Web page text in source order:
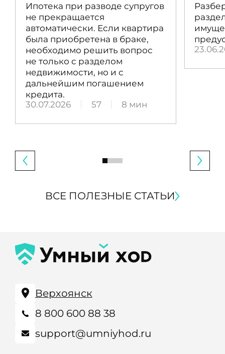
Ипотека при разводе супругов
не прекращается
автоматически. Если квартира
была приобретена в браке,
необходимо решить вопрос
не только с разделом
недвижимости, но и с
дальнейшим погашением
кредита.
30.07.2026
57 8 мин
ВСЕ ПОЛЕЗНЫЕ СТАТЬИ
Верхоянск
8 800 600 88 38
support@umniyhod.ru